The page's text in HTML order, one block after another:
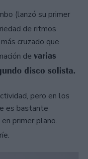
(lanzó su primer
de ritmos
cruzado que
de varias
disco solista.
pero en los
es bastante
primer plano.